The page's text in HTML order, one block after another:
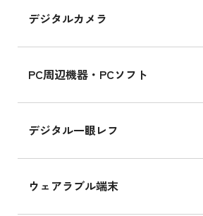
デジタルカメラ
PC周辺機器・PCソフト
デジタル一眼レフ
ウェアラブル端末
MK2K3J/Aの新品買取価格は